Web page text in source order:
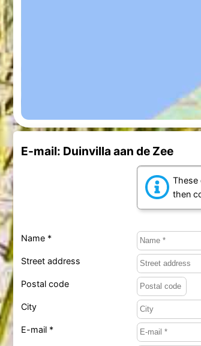
E-mail: Duinvilla aan de Zee
These
then
Name *
Street address
Postal code
City
E-mail *